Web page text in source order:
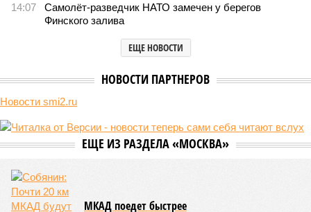
Пока в Ярославском районе СВАО дольщики «Сказочного леса»
уже получают ключи – в мае 2026 года были получены
заключение о соответствии проектной документации и
разрешение на ввод жилищного комплекса в эксплуатацию –
улице, картина, можно сказать, прямо противоположная.
ЖК «Светлый мир «Станция Л»: та же группа компаний-
банкрот Seven Suns Development, та жеанонсированная
за прошедшие два года результатов, по словам дольщиков,
практически не видно. По
порталов, первую очередь ЖК строители обещают сдать к